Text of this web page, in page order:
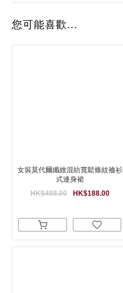
您可能喜歡...
女裝莫代爾纖維混紡寬鬆條紋裇衫
式連身裙
HK$188.00
HK$488.00